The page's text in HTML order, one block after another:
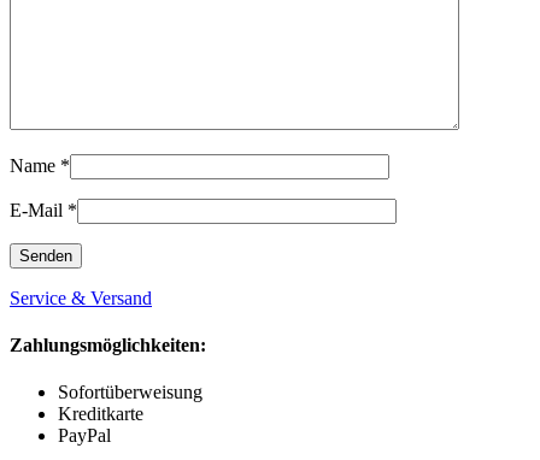
Name *
E-Mail *
Service & Versand
Zahlungsmöglichkeiten:
Sofortüberweisung
Kreditkarte
PayPal